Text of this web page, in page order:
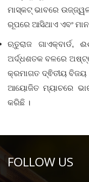
ମାସ୍କଟ୍ ଭାବରେ
ରୂପରେ ଆସିଥାଏ ଏବଂ
ଋତୁରାଜ
ଅର୍ଦ୍ଧଶତକ ବଳରେ
କ୍ରମାଗତ ଦ୍ଵିତୀୟ ବିଜୟ
ଆୟୋଜିତ ମ୍ୟାଚରେ
କରିଛି ।
FOLLOW US